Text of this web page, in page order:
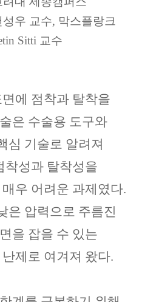
우 교수, 막스플랑크
Sitti 교수
에 점착과 탈착을
은 수술용 도구와
심 기술로 알려져
착성과 탈착성을
우 어려운 과제였다.
은 압력으로 주름진
을 잡을 수 있는
제로 여겨져 왔다.